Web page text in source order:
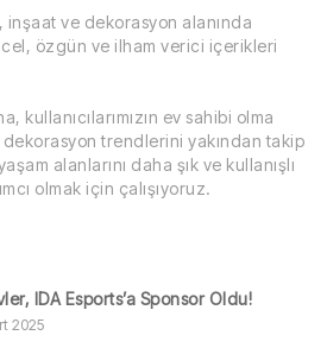
inşaat ve dekorasyon alanında
özgün ve ilham verici içerikleri
kullanıcılarımızın ev sahibi olma
trendlerini yakından takip
alanlarını daha şık ve kullanışlı
olmak için çalışıyoruz.
IDA Esports’a Sponsor Oldu!
2025